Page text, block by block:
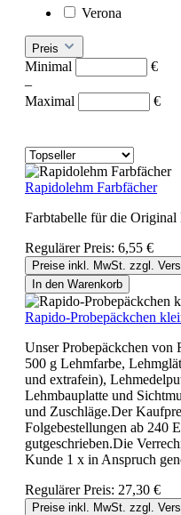
Verona
Preis
Minimal
€
–
Maximal
€
Rapidolehm Farbfächer
Farbtabelle für die
Regulärer Preis: 6,55 €
Preise inkl. MwSt. zzgl.
In den Warenkorb
Rapido-Probepäckchen
Unser Probepäckchen von
500 g Lehmfarbe,
und extrafein),
Lehmbauplatte und
und Zuschläge.Der
Folgebestellungen ab 240
gutgeschrieben.Die
Kunde 1 x in Anspruch
Regulärer Preis: 27,30 €
Preise inkl. MwSt. zzgl.